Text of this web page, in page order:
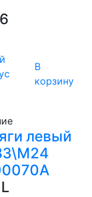
В
корзину
левый